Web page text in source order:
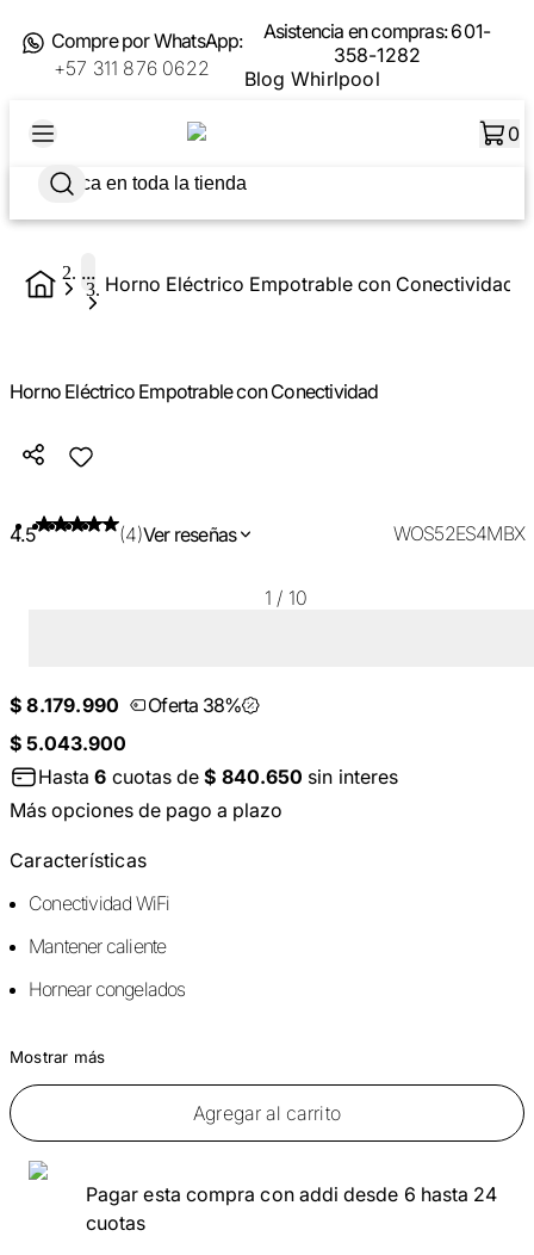
Compre por WhatsApp:
+57 311 876 0622
Asistencia en compras:601-
358-1282
Blog Whirlpool
0
... Horno Eléctrico Empotrable con Conectividad
Horno Eléctrico Empotrable con Conectividad
4.5 (4)Ver reseñas WOS52ES4MBX
1 / 10
$ 8.179.990
Oferta 38%
$ 5.043.900
Hasta6 cuotas de$ 840.650 sin interes
Más opciones de pago a plazo
Características
Conectividad WiFi
Mantener caliente
Hornear congelados
Mostrar más
Agregar al carrito
Pagar esta compra con addi desde 6 hasta 24
cuotas